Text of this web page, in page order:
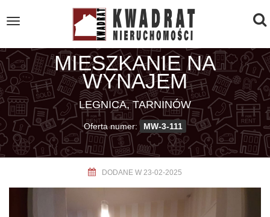
Toggle
MIESZKANIE NA
WYNAJEM
LEGNICA, TARNINÓW
Oferta numer: MW-3-111
DODANE W 23-02-2025